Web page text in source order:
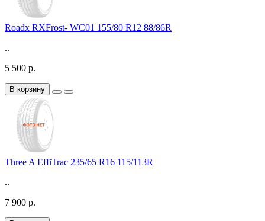
Roadx RXFrost- WC01 155/80 R12 88/86R
..
5 500 р.
В корзину
Three A EffiTrac 235/65 R16 115/113R
..
7 900 р.